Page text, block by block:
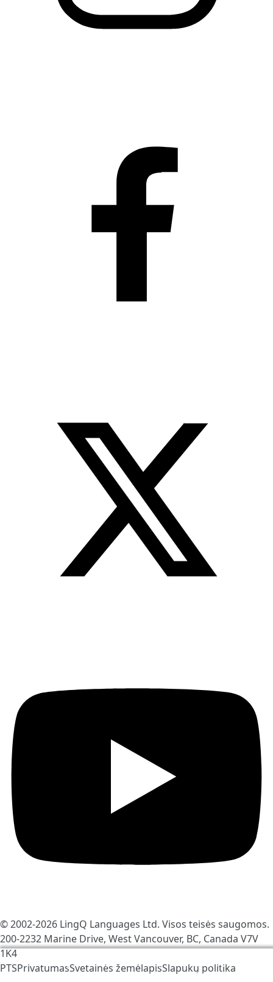
Mes naudojame slapukus, kad padėtume pagerinti
LingQ. Apsilankę avetainėje Jūs sutinkate su mūsų
© 2002-2026 LingQ Languages Ltd. Visos teisės saugomos.
200-2232 Marine Drive, West Vancouver, BC, Canada V7V
1K4
PTSPrivatumasSvetainės žemėlapisSlapukų politika